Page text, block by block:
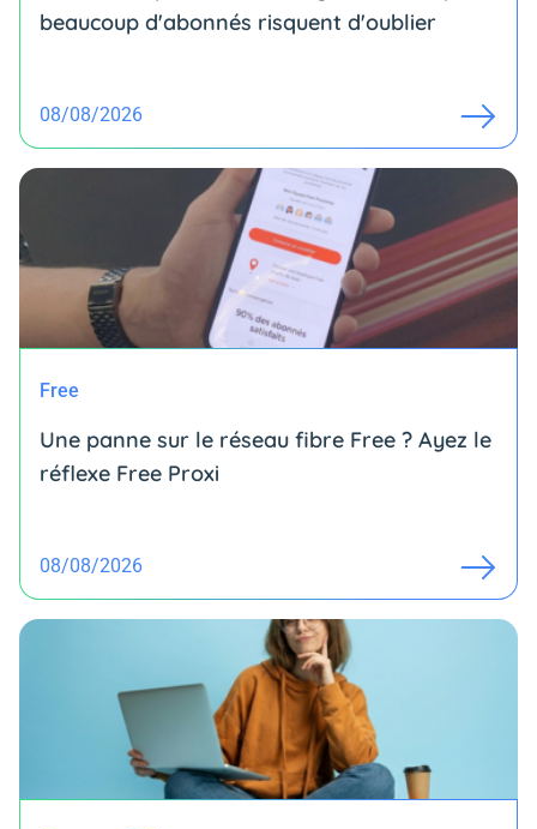
beaucoup d'abonnés risquent d'oublier
08/08/2026
Free
Une panne sur le réseau fibre Free ? Ayez le
réflexe Free Proxi
08/08/2026